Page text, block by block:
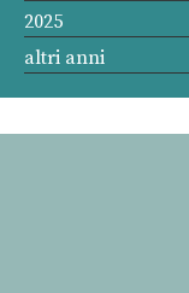
2025
altri anni